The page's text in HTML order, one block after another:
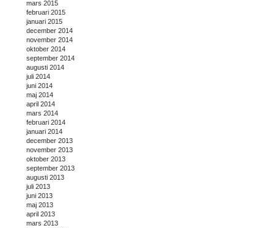
mars 2015
februari 2015
januari 2015
december 2014
november 2014
oktober 2014
september 2014
augusti 2014
juli 2014
juni 2014
maj 2014
april 2014
mars 2014
februari 2014
januari 2014
december 2013
november 2013
oktober 2013
september 2013
augusti 2013
juli 2013
juni 2013
maj 2013
april 2013
mars 2013